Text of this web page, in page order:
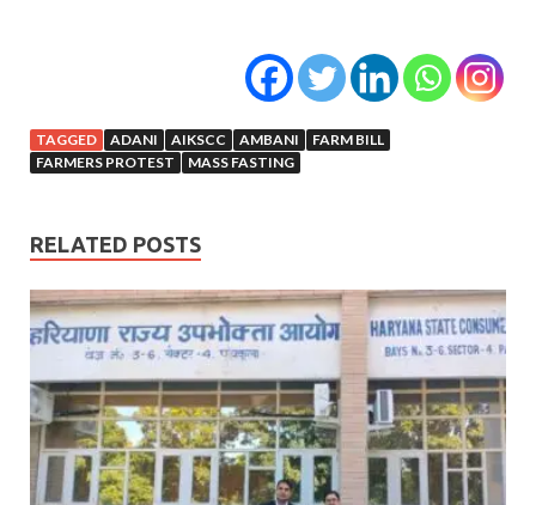
TAGGED ADANI AIKSCC AMBANI
FARM BILL
FARMERS PROTEST
MASS FASTING
RELATED POSTS